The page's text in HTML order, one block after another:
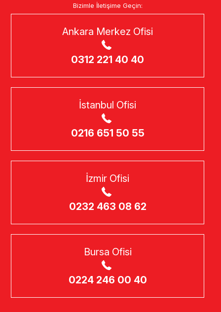
Bizimle İletişime Geçin:
Ankara Merkez Ofisi
0312 221 40 40
İstanbul Ofisi
0216 651 50 55
İzmir Ofisi
0232 463 08 62
Bursa Ofisi
0224 246 00 40